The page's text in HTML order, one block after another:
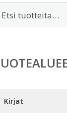
Kirjat